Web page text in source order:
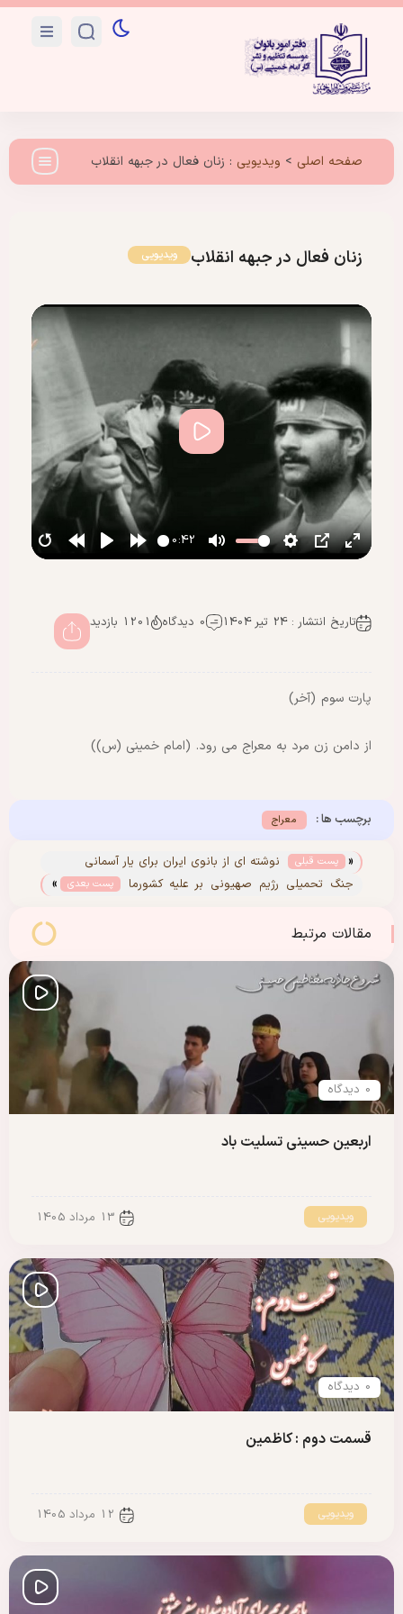
صفحه اصلی > ویدیویی : زنان فعال در جبهه انقلاب
زنان فعال در جبهه انقلاب ویدیویی
00:42
پخش
تاریخ انتشار : 24 تیر 1404 0 دیدگاه 1201 بازدید
پارت سوم (آخر)
از دامن زن مرد به معراج می رود. (امام خمینی (س))
برچسب ها : معراج
« پست قبلی
نوشته ای از بانوی ایران برای یار آسمانی
جنگ تحمیلی رژیم صهیونی بر علیه کشورما
اصل انقلاب اسلامی در تضاد هستند
پست بعدی »
مقالات مرتبط
0 دیدگاه
اربعین حسینی تسلیت باد
ویدیویی 13 مرداد 1405
0 دیدگاه
قسمت دوم : کاظمین
ویدیویی 12 مرداد 1405